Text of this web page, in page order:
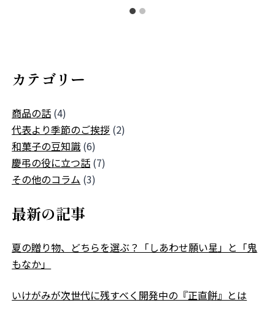
カテゴリー
商品の話 (4)
代表より季節のご挨拶 (2)
和菓子の豆知識 (6)
慶弔の役に立つ話 (7)
その他のコラム (3)
最新の記事
夏の贈り物、どちらを選ぶ？「しあわせ願い星」と「鬼
もなか」
いけがみが次世代に残すべく開発中の『正直餅』とは